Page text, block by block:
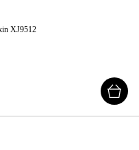
XJ9512